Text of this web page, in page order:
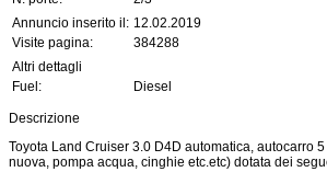
Annuncio inserito il: 12.02.2019
Visite pagina:
384288
Altri dettagli
Fuel:
Diesel
Descrizione
Toyota Land Cruiser 3.0 D4D automatica, autocarro
nuova, pompa acqua, cinghie etc.etc) dotata dei